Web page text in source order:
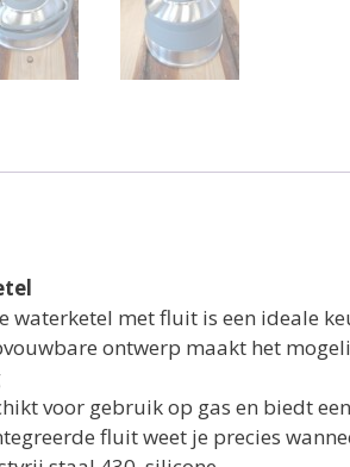
waterketel met fluit is een ideale
ontwerp maakt het
voor gebruik op gas en biedt
fluit weet je precies